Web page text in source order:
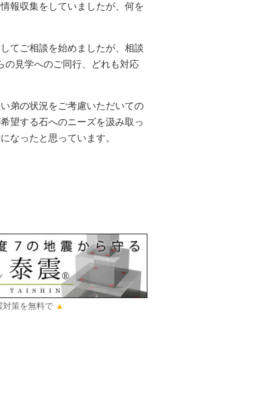
報収集をしていましたが、何を
てご相談を始めましたが、相談
見学へのご同行、どれも対応
弟の状況をご考慮いただいての
望する石へのニーズを汲み取っ
なったと思っています。
対策を無料で